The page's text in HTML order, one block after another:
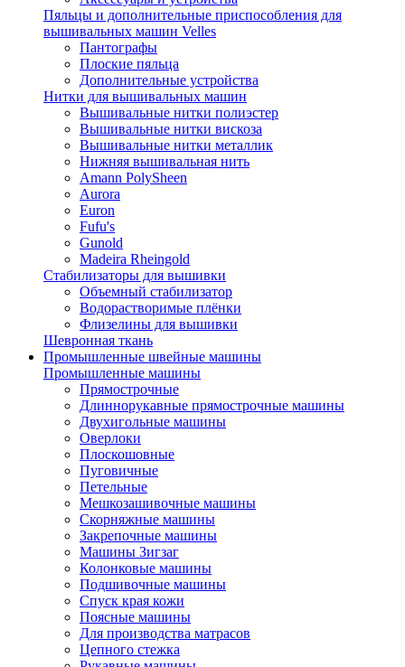
Пяльцы и дополнительные приспособления для
вышивальных машин Velles
Пантографы
Плоские пяльца
Дополнительные устройства
Нитки для вышивальных машин
Вышивальные нитки полиэстер
Вышивальные нитки вискоза
Вышивальные нитки металлик
Нижняя вышивальная нить
Amann PolySheen
Aurora
Euron
Fufu's
Gunold
Madeira Rheingold
Стабилизаторы для вышивки
Объемный стабилизатор
Водорастворимые плёнки
Флизелины для вышивки
Шевронная ткань
Промышленные швейные машины
Промышленные машины
Прямострочные
Длиннорукавные прямострочные машины
Двухигольные машины
Оверлоки
Плоскошовные
Пуговичные
Петельные
Мешкозашивочные машины
Скорняжные машины
Закрепочные машины
Машины Зигзаг
Колонковые машины
Подшивочные машины
Спуск края кожи
Поясные машины
Для производства матрасов
Цепного стежка